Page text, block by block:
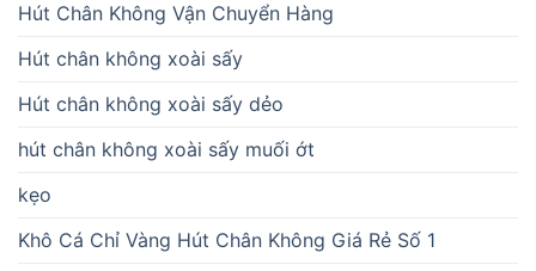
Hút Chân Không Vận Chuyển Hàng
Hút chân không xoài sấy
Hút chân không xoài sấy dẻo
hút chân không xoài sấy muối ớt
kẹo
Khô Cá Chỉ Vàng Hút Chân Không Giá Rẻ Số 1